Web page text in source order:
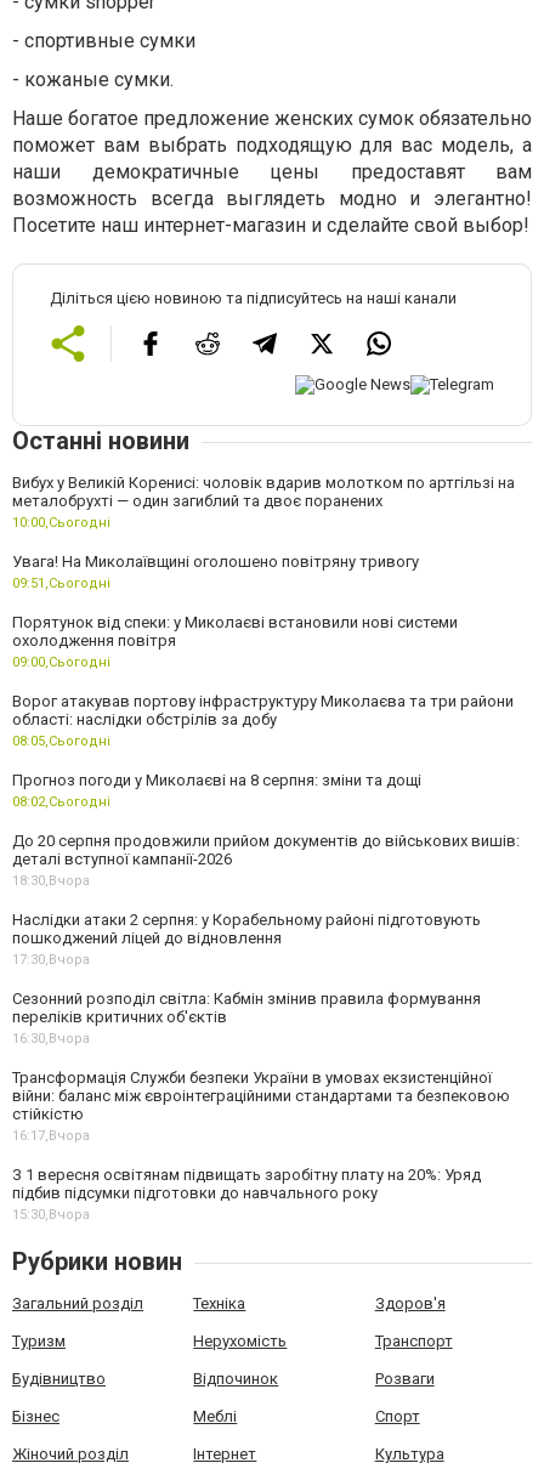
- спортивные сумки
- кожаные сумки.
Наше богатое предложение женских сумок обязательно
поможет вам выбрать подходящую для вас модель, а
наши демократичные цены предоставят вам
возможность всегда выглядеть модно и элегантно!
Посетите наш интернет-магазин и сделайте свой выбор!
Діліться цією новиною та підписуйтесь на наші канали
Останні новини
Вибух у Великій Коренисі: чоловік вдарив молотком по артгільзі на
металобрухті — один загиблий та двоє поранених
10:00, Сьогодні
Увага! На Миколаївщині оголошено повітряну тривогу
09:51, Сьогодні
Порятунок від спеки: у Миколаєві встановили нові системи
охолодження повітря
09:00, Сьогодні
Ворог атакував портову інфраструктуру Миколаєва та три райони
області: наслідки обстрілів за добу
08:05, Сьогодні
Прогноз погоди у Миколаєві на 8 серпня: зміни та дощі
08:02, Сьогодні
До 20 серпня продовжили прийом документів до військових вишів:
деталі вступної кампанії-2026
18:30, Вчора
Наслідки атаки 2 серпня: у Корабельному районі підготовують
пошкоджений ліцей до відновлення
17:30, Вчора
Сезонний розподіл світла: Кабмін змінив правила формування
переліків критичних об'єктів
16:30, Вчора
Трансформація Служби безпеки України в умовах екзистенційної
війни: баланс між євроінтеграційними стандартами та безпековою
стійкістю
16:17, Вчора
З 1 вересня освітянам підвищать заробітну плату на 20%: Уряд
підбив підсумки підготовки до навчального року
15:30, Вчора
Рубрики новин
Загальний розділ Техніка Здоров'я
Туризм Нерухомість Транспорт
Будівництво Відпочинок Розваги
Бізнес Меблі Спорт
Жіночий розділ Інтернет Культура